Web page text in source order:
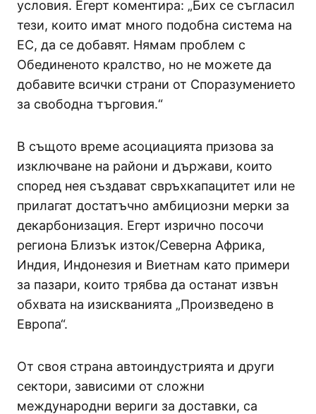
условия. Егерт коментира: „Бих се съгласил
тези, които имат много подобна система на
ЕС, да се добавят. Нямам проблем с
Обединеното кралство, но не можете да
добавите всички страни от Споразумението
за свободна търговия.“
В същото време асоциацията призова за
изключване на райони и държави, които
според нея създават свръхкапацитет или не
прилагат достатъчно амбициозни мерки за
декарбонизация. Егерт изрично посочи
региона Близък изток/Северна Африка,
Индия, Индонезия и Виетнам като примери
за пазари, които трябва да останат извън
обхвата на изискванията „Произведено в
Европа“.
От своя страна автоиндустрията и други
сектори, зависими от сложни
международни вериги за доставки, са